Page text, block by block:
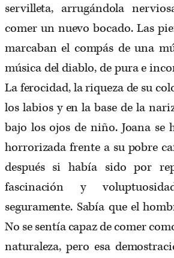
servilleta, arrugándola
comer un nuevo bocado. Las
marcaban el compás de una
música del diablo, de pura e
La ferocidad, la riqueza de su
los labios y en la base de la
bajo los ojos de niño. Joana se
horrorizada frente a su pobre
después si había sido por
fascinación y
seguramente. Sabía que el
No se sentía capaz de comer
naturaleza, pero esa